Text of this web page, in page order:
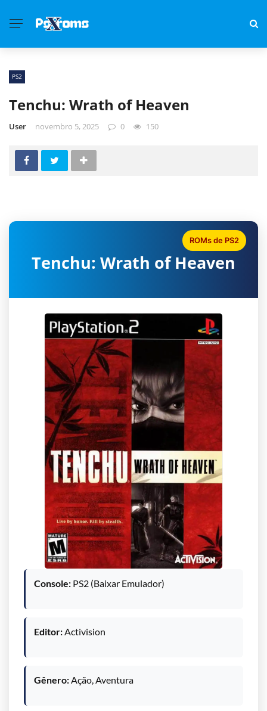
PS2
Tenchu: Wrath of Heaven
User novembro 5, 2025 0 150
Tenchu: Wrath of Heaven
ROMs de PS2
Console: PS2 (Baixar Emulador)
Editor:Activision
Gênero:Ação, Aventura